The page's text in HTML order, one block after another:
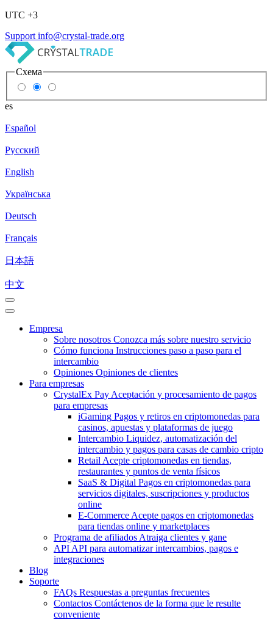
UTC +3
Support info@crystal-trade.org
Схема
es
Español
Русский
English
Українська
Deutsch
Français
日本語
中文
Empresa
Sobre nosotros Conozca más sobre nuestro servicio
Cómo funciona Instrucciones paso a paso para el
intercambio
Opiniones Opiniones de clientes
Para empresas
CrystalEx Pay Aceptación y procesamiento de pagos
para empresas
iGaming Pagos y retiros en criptomonedas para
casinos, apuestas y plataformas de juego
Intercambio Liquidez, automatización del
intercambio y pagos para casas de cambio cripto
Retail Acepte criptomonedas en tiendas,
restaurantes y puntos de venta físicos
SaaS & Digital Pagos en criptomonedas para
servicios digitales, suscripciones y productos
online
E-Commerce Acepte pagos en criptomonedas
para tiendas online y marketplaces
Programa de afiliados Atraiga clientes y gane
API API para automatizar intercambios, pagos e
integraciones
Blog
Soporte
FAQs Respuestas a preguntas frecuentes
Contactos Contáctenos de la forma que le resulte
conveniente